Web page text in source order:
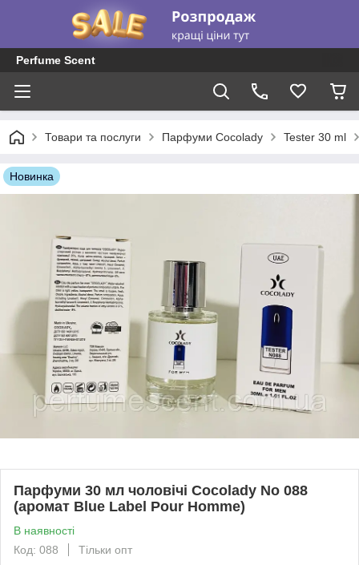
Perfume Scent
Товари та послуги Парфуми Cocolady Tester 30 ml
Новинка
Парфуми 30 мл чоловічі Cocolady No 088
(аромат Blue Label Pour Homme)
В наявності
Код: 088
Тільки опт